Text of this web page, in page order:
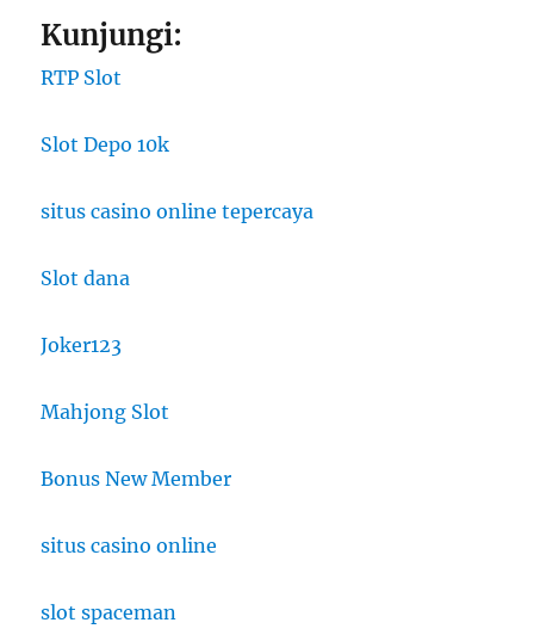
Kunjungi:
RTP Slot
Slot Depo 10k
situs casino online tepercaya
Slot dana
Joker123
Mahjong Slot
Bonus New Member
situs casino online
slot spaceman